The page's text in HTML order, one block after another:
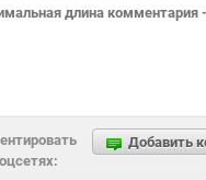
Добавить